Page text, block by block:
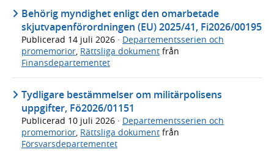
Behörig myndighet enligt den omarbetade
skjutvapenförordningen (EU) 2025/41, Fi2026/00195
Publicerad 14 juli 2026 · Departementsserien och
promemorior, Rättsliga dokument från
Finansdepartementet
Tydligare bestämmelser om militärpolisens
uppgifter, Fö2026/01151
Publicerad 10 juli 2026 · Departementsserien och
promemorior Rättsliga dokument från
Försvarsdepartementet